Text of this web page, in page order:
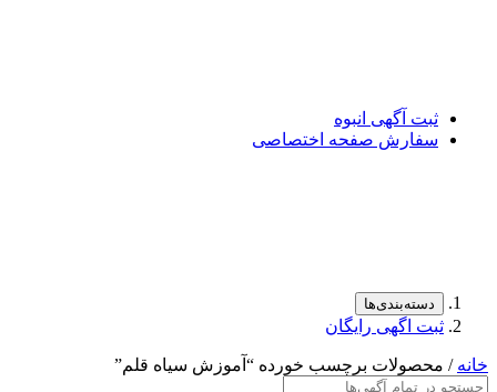
ثبت آگهی انبوه
سفارش صفحه اختصاصی
دسته‌بندی‌ها
ثبت اگهی رایگان
خانه / محصولات برچسب خورده “آموزش سیاه قلم”